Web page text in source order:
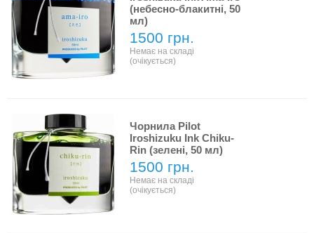
(небесно-блакитні, 50
мл)
1500 грн.
Немає на складі
(очікується)
Чорнила Pilot
Iroshizuku Ink Chiku-
Rin (зелені, 50 мл)
1500 грн.
Немає на складі
(очікується)